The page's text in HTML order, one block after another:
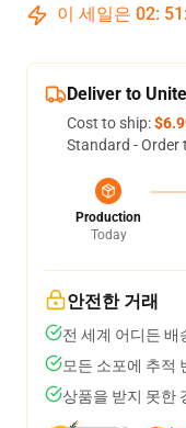
이 세일은 02: 51 :
Deliver to
Cost to ship:
Standard - Order
Production
Today
안전한 거래
전 세계 어디든 배
모든 소포에 추적
상품을 받지 못한